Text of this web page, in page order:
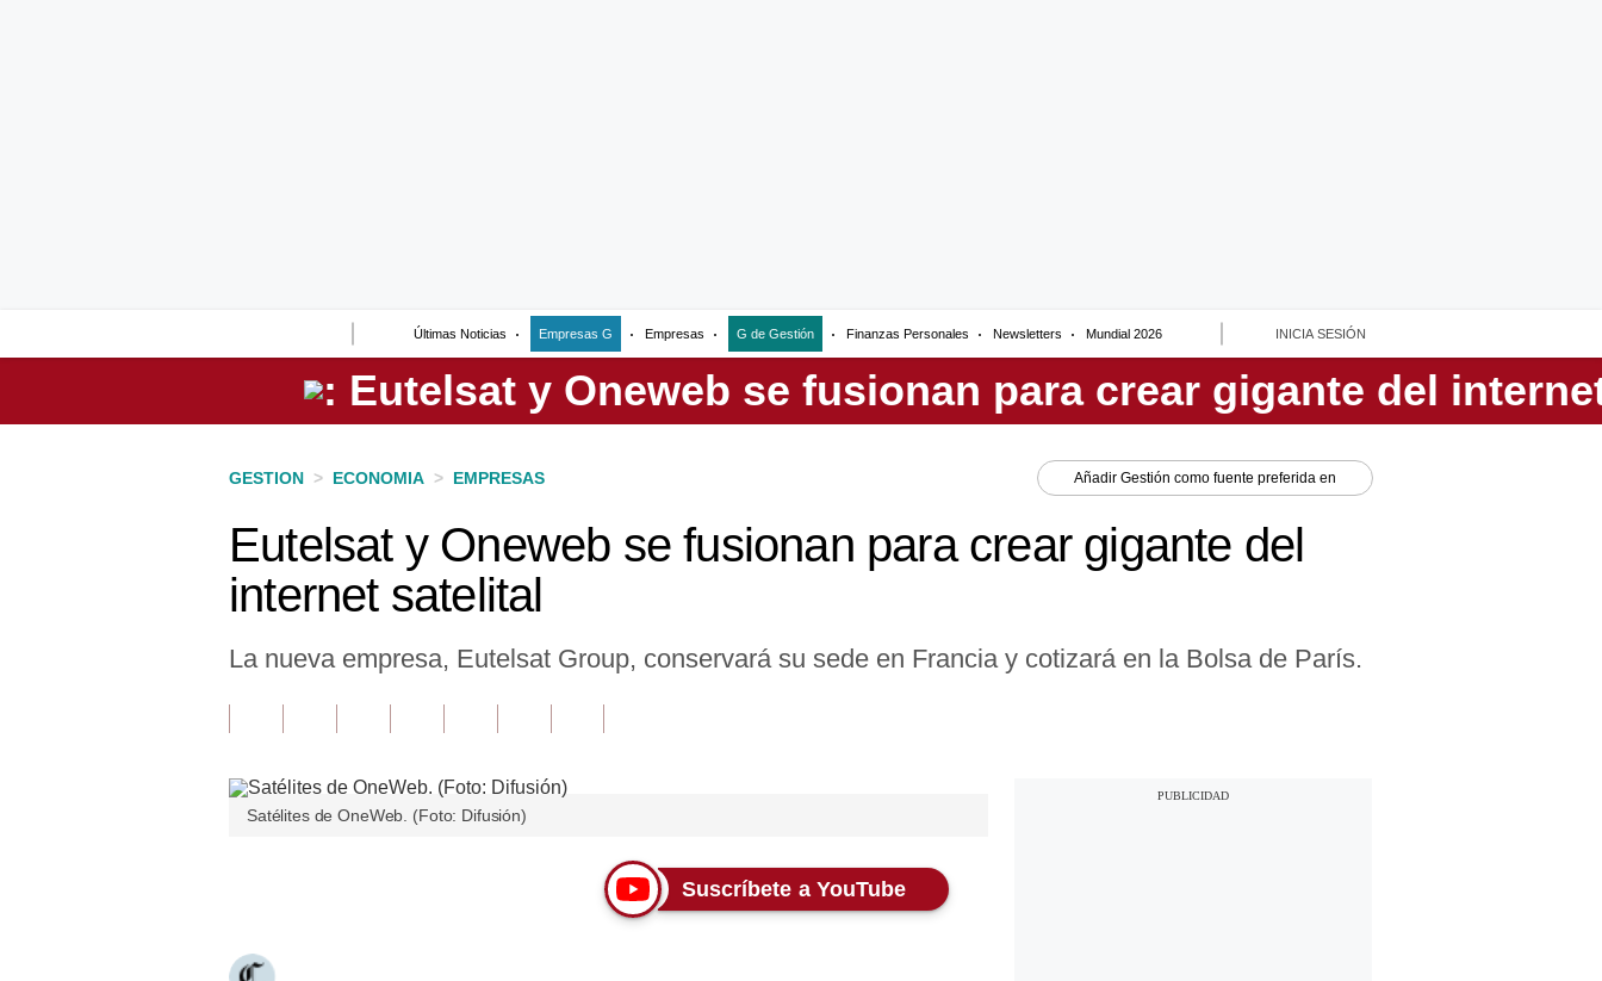
Últimas Noticias Empresas G Empresas G de Gestión Finanzas Personales Newsletters Mundial 2026 INICIA SESIÓN
Perú
GESTION > ECONOMIA > EMPRESAS Añadir Gestión como fuente preferida en
Eutelsat y Oneweb se fusionan para crear gigante del
internet satelital
La nueva empresa, Eutelsat Group, conservará su sede en Francia y cotizará en la Bolsa de París.
Satélites de OneWeb. (Foto: Difusión)
Suscríbete a YouTube